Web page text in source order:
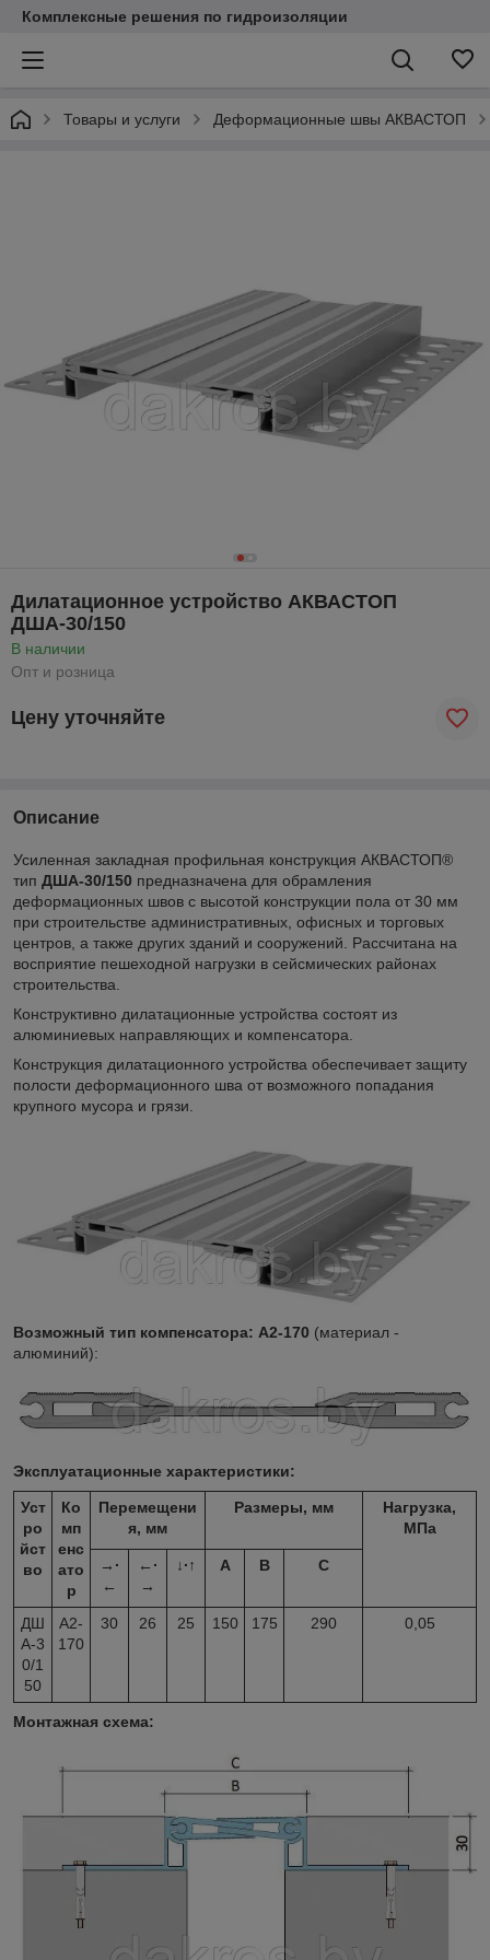
Комплексные решения по гидроизоляции
Товары и услуги Деформационные швы АКВАСТОП
Дилатационное устройство АКВАСТОП
ДША-30/150
В наличии
Опт и розница
Цену уточняйте
Описание
Усиленная закладная профильная конструкция АКВАСТОП®
тип ДША-30/150 предназначена для обрамления
деформационных швов с высотой конструкции пола от 30 мм
при строительстве административных, офисных и торговых
центров, а также других зданий и сооружений. Рассчитана на
восприятие пешеходной нагрузки в сейсмических районах
строительства.
Конструктивно дилатационные устройства состоят из
алюминиевых направляющих и компенсатора.
Конструкция дилатационного устройства обеспечивает защиту
полости деформационного шва от возможного попадания
крупного мусора и грязи.
Возможный тип компенсатора: А2-170 (материал -
алюминий):
Эксплуатационные характеристики:
Уст
ро
йст
во
Ко
мп
енс
ато
р
Перемещени
я, мм
Размеры, мм
Нагрузка,
МПа
→∙
←
←∙
→
↓∙↑ A B C
ДШ
А-3
0/1
50
А2-
170
30 26 25 150 175 290 0,05
Монтажная схема: